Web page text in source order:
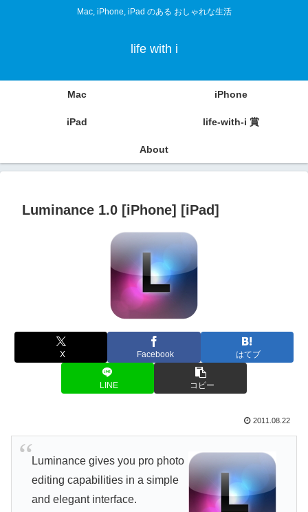
Mac, iPhone, iPad のある おしゃれな生活
life with i
Mac iPhone
iPad life-with-i 賞
About
Luminance 1.0 [iPhone] [iPad]
X Facebook はてブ
LINE コピー
2011.08.22
Luminance gives you pro photo
editing capabilities in a simple
and elegant interface.